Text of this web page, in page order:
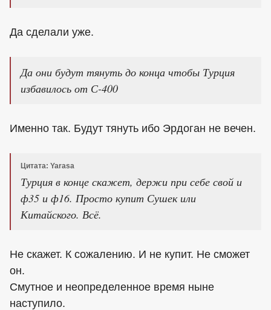
Да сделали уже.
Да они будут тянуть до конца чтобы Турция
избавилось от С-400
Именно так. Будут тянуть ибо Эрдоган не вечен.
Цитата: Yarasa
Турция в конце скажет, держи при себе свой и
ф35 и ф16. Просто купит Сушек или
Китайского. Всё.
Не скажет. К сожалению. И не купит. Не сможет
он.
Смутное и неопределенное время ныне
наступило.